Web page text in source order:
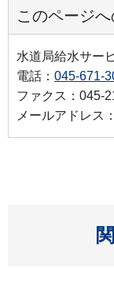
このページ
水道局給水サー
電話： 045-671-
ファクス：045-
メールアドレス：